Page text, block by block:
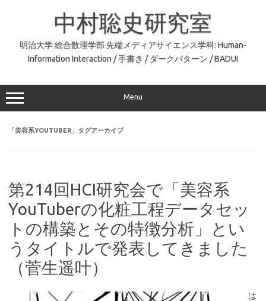
中村聡史研究室
明治大学 総合数理学部 先端メディアサイエンス学科: Human-
Information Interaction / 手書き / ダークパターン / BADUI
Menu
「美容系YOUTUBER 」タグアーカイブ
第214回HCI研究会で「美容系
YouTuberの化粧工程データセッ
トの構築とその特徴分析」とい
うタイトルで発表してきました
（菅生遥叶）
は